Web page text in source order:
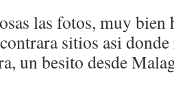
las fotos, muy bien
sitios asi
un besito desde